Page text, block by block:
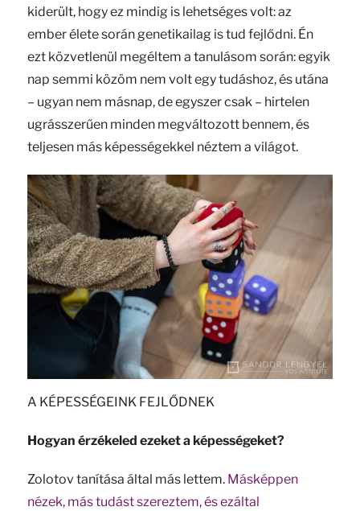
kiderült, hogy ez mindig is lehetséges volt: az
ember élete során genetikailag is tud fejlődni. Én
ezt közvetlenül megéltem a tanulásom során: egyik
nap semmi közöm nem volt egy tudáshoz, és utána
– ugyan nem másnap, de egyszer csak – hirtelen
ugrásszerűen minden megváltozott bennem, és
teljesen más képességekkel néztem a világot.
A KÉPESSÉGEINK FEJLŐDNEK
Hogyan érzékeled ezeket a képességeket?
Zolotov tanítása által más lettem. Másképpen
nézek, más tudást szereztem, és ezáltal